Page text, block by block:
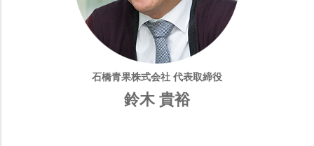
石橋青果株式会社 代表取締役
鈴木 貴裕